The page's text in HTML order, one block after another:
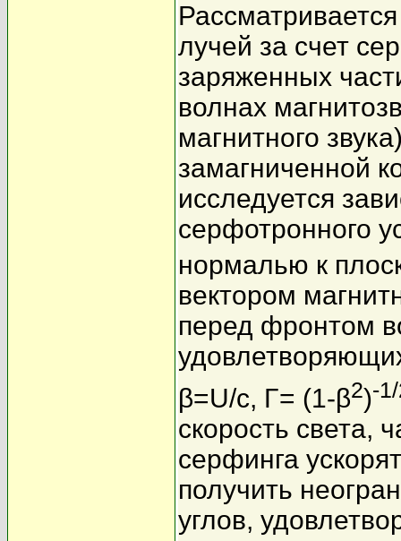
лучей за счет
заряженных
волнах
магнитного
замагниченной
исследуется
серфотронного
нормалью к
вектором
перед фронтом
β=U/c, Γ= (1-β2)-
скорость света,
серфинга
получить
углов,